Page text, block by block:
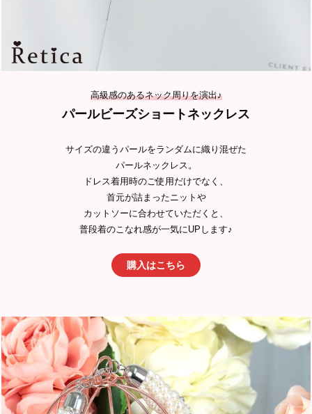
高級感のあるネック周りを演出♪
パールビーズショートネックレス
サイズの違うパールをランダムに織り混ぜた
パールネックレス。
ドレス着用時のご使用だけでなく、
首元が詰まったニットや
カットソーに合わせていただくと、
普段着のこなれ感が一気にUPします♪
購入はこちら